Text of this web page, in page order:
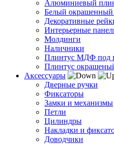
Алюминиевый
Белый
Декоративные
Интерьерные
Молдинги
Наличники
Плинтус МДФ под
Плинтус
Аксессуары
Дверные ручки
Фиксаторы
Замки и механизмы
Петли
Цилиндры
Накладки и
Доводчики